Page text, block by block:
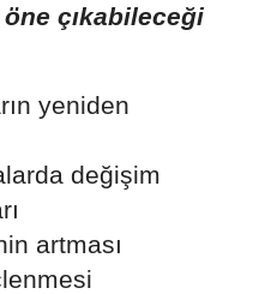
çıkabileceği
yeniden
değişim
artması